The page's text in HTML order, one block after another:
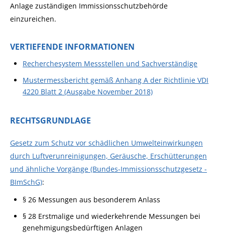
Anlage zuständigen Immissionsschutzbehörde
einzureichen.
VERTIEFENDE INFORMATIONEN
Recherchesystem Messstellen und Sachverständige
Mustermessbericht gemäß Anhang A der Richtlinie VDI
4220 Blatt 2 (Ausgabe November 2018)
RECHTSGRUNDLAGE
Gesetz zum Schutz vor schädlichen Umwelteinwirkungen
durch Luftverunreinigungen, Geräusche, Erschütterungen
und ähnliche Vorgänge (Bundes-Immissionsschutzgesetz -
BImSchG):
§ 26 Messungen aus besonderem Anlass
§ 28 Erstmalige und wiederkehrende Messungen bei
genehmigungsbedürftigen Anlagen